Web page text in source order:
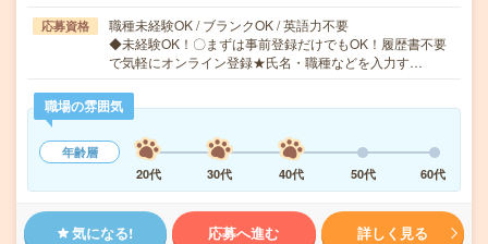
応募資格
職種未経験OK / ブランクOK / 英語力不要
◆未経験OK！〇まずは事前登録だけでもOK！履歴書不要
で気軽にオンライン登録★氏名・職種などを入力す…
職場の雰囲気
年齢層
20代
30代 40代 50代 60代
気になる! 応募へ進む 詳しく見る